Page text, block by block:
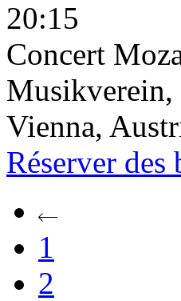
20:15
Concert
Musikverein,
Vienna,
Réserver des
1
2